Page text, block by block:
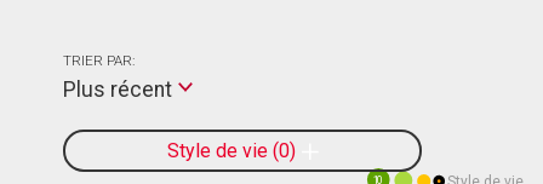
Style de vie 0
TRIER PAR:
Plus récent
10